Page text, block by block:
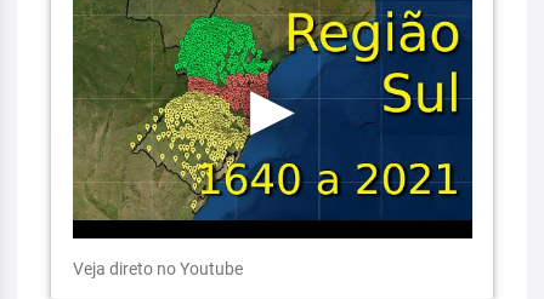
Veja direto no Youtube